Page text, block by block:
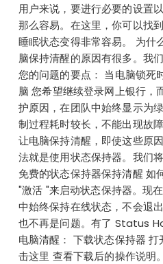
用户来说，要进行必要的设置
那么容易。在这里，你可以找
睡眠状态变得非常容易。 为什
脑保持清醒的原因有很多。我
您的问题的要点： 当电脑锁死
脑 您希望继续登录网上银行，
护原因，在团队中始终显示为
制过程耗时较长，不能出现故
让电脑保持清醒，即使这些原
法就是使用状态保持器。我们
免费的状态保持器保持清醒 如
"激活 "来启动状态保持器。
中始终保持在线状态，不会退
也不再是问题。有了 Status
电脑清醒： 下载状态保持器
击这里 查看下载后的操作说